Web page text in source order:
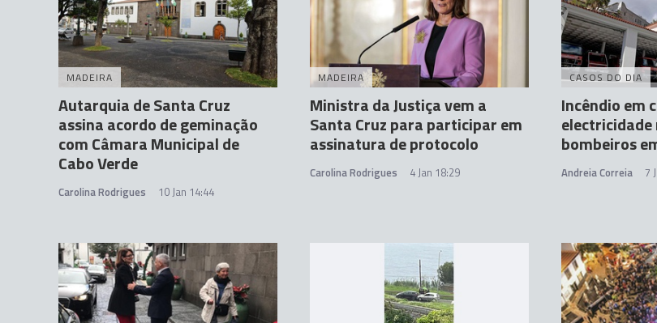
MADEIRA
Autarquia de Santa Cruz
assina acordo de geminação
com Câmara Municipal de
Cabo Verde
Carolina Rodrigues 10 Jan 14:44
MADEIRA
Ministra da Justiça vem a
Santa Cruz para participar em
assinatura de protocolo
Carolina Rodrigues 4 Jan 18:29
CASOS DO DIA
Incêndio em
bombeiros
Andreia Correia 7